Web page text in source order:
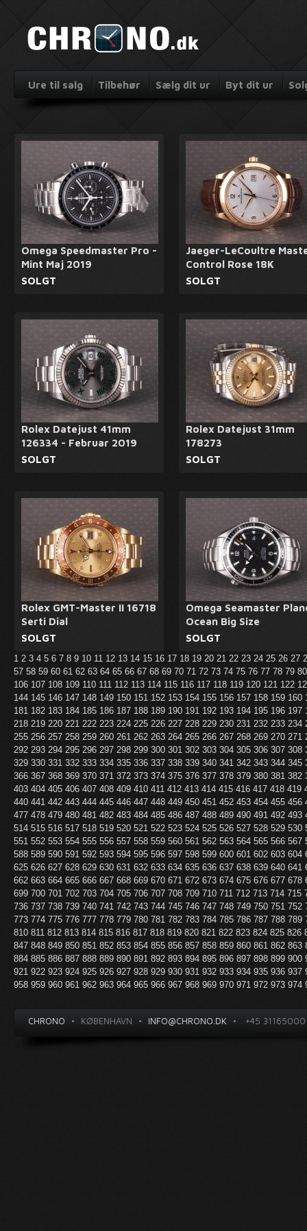
Ure til salg Tilbehør Sælg dit ur Byt dit ur
Omega Speedmaster Pro -
Mint Maj 2019
SOLGT
Jaeger-LeCoultre
Control Rose 18K
SOLGT
Rolex Datejust 41mm
126334 - Februar 2019
SOLGT
Rolex Datejust 31mm
178273
SOLGT
Rolex GMT-Master II 16718
Serti Dial
SOLGT
Omega Seamaster
Ocean Big Size
SOLGT
1 2 3 4 5 6 7 8 9 10 11 12 13 14 15 16 17 18 19 20 21 22 23 24 25 26 27
57 58 59 60 61 62 63 64 65 66 67 68 69 70 71 72 73 74 75 76 77 78 79
106 107 108 109 110 111 112 113 114 115 116 117 118 119 120 121 122
144 145 146 147 148 149 150 151 152 153 154 155 156 157 158 159 160
181 182 183 184 185 186 187 188 189 190 191 192 193 194 195 196 197
218 219 220 221 222 223 224 225 226 227 228 229 230 231 232 233 234
255 256 257 258 259 260 261 262 263 264 265 266 267 268 269 270 271
292 293 294 295 296 297 298 299 300 301 302 303 304 305 306 307 308
329 330 331 332 333 334 335 336 337 338 339 340 341 342 343 344 345
366 367 368 369 370 371 372 373 374 375 376 377 378 379 380 381 382
403 404 405 406 407 408 409 410 411 412 413 414 415 416 417 418 419
440 441 442 443 444 445 446 447 448 449 450 451 452 453 454 455 456
477 478 479 480 481 482 483 484 485 486 487 488 489 490 491 492 493
514 515 516 517 518 519 520 521 522 523 524 525 526 527 528 529 530
551 552 553 554 555 556 557 558 559 560 561 562 563 564 565 566 567
588 589 590 591 592 593 594 595 596 597 598 599 600 601 602 603 604
625 626 627 628 629 630 631 632 633 634 635 636 637 638 639 640 641
662 663 664 665 666 667 668 669 670 671 672 673 674 675 676 677 678
699 700 701 702 703 704 705 706 707 708 709 710 711 712 713 714 715
736 737 738 739 740 741 742 743 744 745 746 747 748 749 750 751 752
773 774 775 776 777 778 779 780 781 782 783 784 785 786 787 788 789
810 811 812 813 814 815 816 817 818 819 820 821 822 823 824 825 826
847 848 849 850 851 852 853 854 855 856 857 858 859 860 861 862 863
884 885 886 887 888 889 890 891 892 893 894 895 896 897 898 899 900
921 922 923 924 925 926 927 928 929 930 931 932 933 934 935 936 937
958 959 960 961 962 963 964 965 966 967 968 969 970 971 972 973 974
CHRONO • KØBENHAVN • INFO@CHRONO.DK • +45 31165000